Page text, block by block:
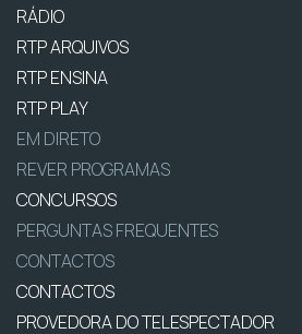
RÁDIO
RTP ARQUIVOS
RTP ENSINA
RTP PLAY
EM DIRETO
REVER PROGRAMAS
CONCURSOS
PERGUNTAS FREQUENTES
CONTACTOS
CONTACTOS
PROVEDORA DO TELESPECTADOR